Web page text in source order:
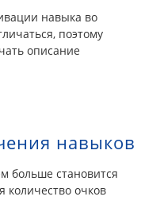
навыка во
поэтому
описание
навыков
больше становится
количество очков